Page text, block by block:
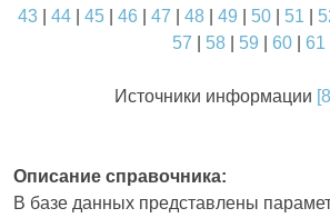
43 44 45 46 47 48 49 50 51
57
58 59 60 61
Источники информации
Описание справочника:
В базе данных представлены